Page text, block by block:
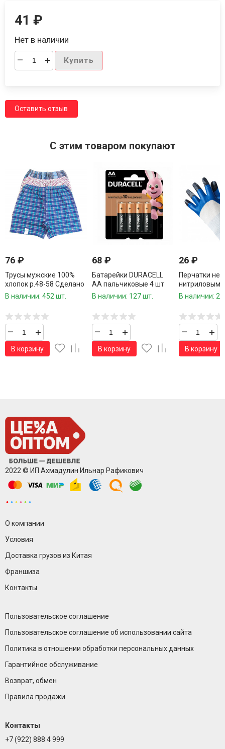
41₽
Нет в наличии
– + Купить
Оставить отзыв
C этим товаром покупают
76 ₽
Трусы мужские 100%
хлопок р.48-58 Сделано
в России / 12 шт.в
В наличии: 452 шт.
– +
В корзину
68 ₽
Батарейки DURACELL
АА пальчиковые 4 шт
В наличии: 127 шт.
– +
В корзину
26 ₽
Перчатки
нитриловым
1 пара
В наличии:
– +
В корзину
2022 © ИП Ахмадулин Ильнар Рафикович
О компании
Условия
Доставка грузов из Китая
Франшиза
Контакты
Пользовательское соглашение
Пользовательское соглашение об использовании сайта
Политика в отношении обработки персональных данных
Гарантийное обслуживание
Возврат, обмен
Правила продажи
Контакты
+7 (922) 888 4 999